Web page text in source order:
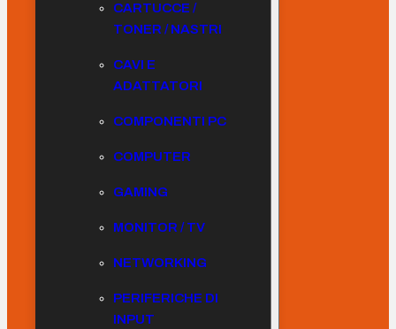
CARTUCCE /
TONER / NASTRI
CAVI E
ADATTATORI
COMPONENTI PC
COMPUTER
GAMING
MONITOR / TV
NETWORKING
PERIFERICHE DI
INPUT